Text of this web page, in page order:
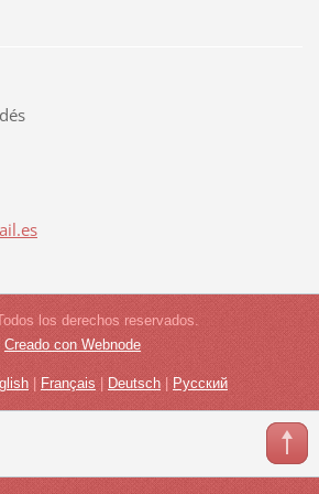
los derechos reservados.
Creado con Webnode
Français Deutsch | Русский